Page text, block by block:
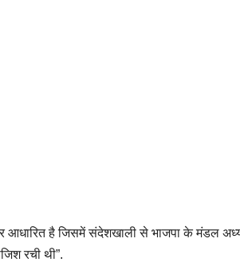
आधारित है जिसमें संदेशखाली से भाजपा के मंडल
रची थी”.